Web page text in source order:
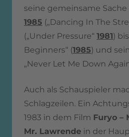
seine gemeinsame
1985 („Dancing In The
(„Under Pressure“ 1981)
Beginners“ (1985) und
„Never Let Me Down
Auch als Schauspieler
Schlagzeilen. Ein
1983 in dem Film Furyo –
Mr. Lawrende in der